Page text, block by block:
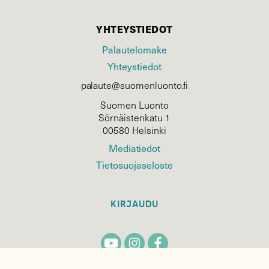
YHTEYSTIEDOT
Palautelomake
Yhteystiedot
palaute@suomenluonto.fi
Suomen Luonto
Sörnäistenkatu 1
00580 Helsinki
Mediatiedot
Tietosuojaseloste
KIRJAUDU